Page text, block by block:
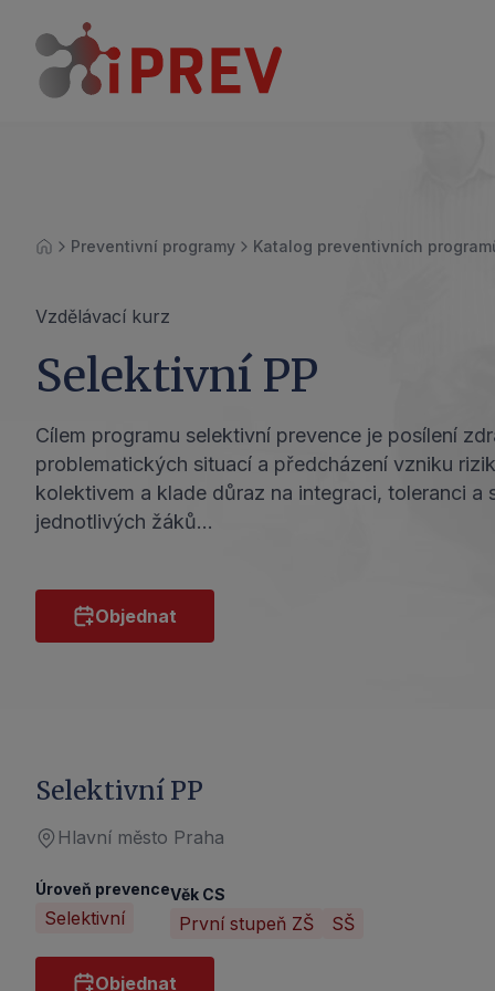
ÚvodPreventivní programy Katalog preventivních
Vzdělávací kurz
Selektivní PP
Cílem programu selektivní prevence je posílení
problematických situací a předcházení vzniku
kolektivem a klade důraz na integraci, toleranci
jednotlivých žáků…
Objednat
Selektivní PP
Hlavní město Praha
Úroveň prevence
Selektivní
Věk CS
První stupeň ZŠ SŠ
Objednat